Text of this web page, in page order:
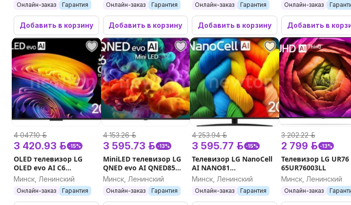
Онлайн-заказ Гарантия
Добавить в корзину
Онлайн-заказ Гарантия
Добавить в корзину
Онлайн-заказ Гарантия
Добавить в корзину
Онлайн-заказ
Добавить в
4 047.10 р.
3 420.93 р. -15%
OLED телевизор LG
OLED evo AI C6
OLED42C6RLA
Минск, Ленинский
Онлайн-заказ Гарантия
4 153.26 р.
3 595.73 р. -13%
MiniLED телевизор LG
QNED evo AI QNED85
65QNED85B6C
Минск, Ленинский
Онлайн-заказ Гарантия
4 253.94 р.
3 595.77 р. -15%
Телевизор LG NanoCell
AI NANO81
75NANO81A6A
Минск, Ленинский
Онлайн-заказ Гарантия
3 202.22 р.
2 799 р. -13%
Телевизор LG UR76
65UR76003LL
Минск, Ленинский
Онлайн-заказ